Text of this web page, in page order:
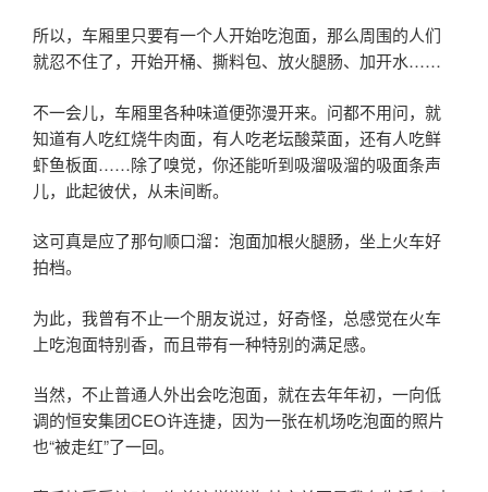
所以，车厢里只要有一个人开始吃泡面，那么周围的人们
就忍不住了，开始开桶、撕料包、放火腿肠、加开水……
不一会儿，车厢里各种味道便弥漫开来。问都不用问，就
知道有人吃红烧牛肉面，有人吃老坛酸菜面，还有人吃鲜
虾鱼板面……除了嗅觉，你还能听到吸溜吸溜的吸面条声
儿，此起彼伏，从未间断。
这可真是应了那句顺口溜：泡面加根火腿肠，坐上火车好
拍档。
为此，我曾有不止一个朋友说过，好奇怪，总感觉在火车
上吃泡面特别香，而且带有一种特别的满足感。
当然，不止普通人外出会吃泡面，就在去年年初，一向低
调的恒安集团CEO许连捷，因为一张在机场吃泡面的照片
也“被走红”了一回。